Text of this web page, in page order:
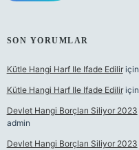
SON YORUMLAR
Kütle Hangi Harf Ile Ifade Ediliriçin
Kütle Hangi Harf Ile Ifade Ediliriçin
Devlet Hangi Borçları Siliyor 2023
admin
Devlet Hangi Borçları Siliyor 2023